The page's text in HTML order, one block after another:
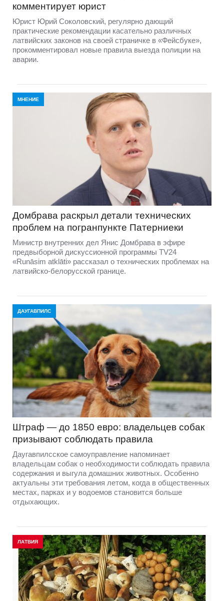
комментирует юрист
Юрист Юрий Соколовский, регулярно дающий
практические рекомендации касательно различных
латвийских законов на своей страничке в «Фейсбуке»,
прокомментировал новые правила выезда полиции на
аварии.
МНЕНИЕ
Домбравa раскрыл детали технических
проблем на погранпункте Патерниеки
Министр внутренних дел Янис Домбрава в эфире
предвыборной дискуссионной программы TV24
«Runāsim atklāti» рассказал о технических проблемах на
латвийско-белорусской границе.
ДАУГАВПИЛС
Штраф — до 1850 евро: владельцев собак
призывают соблюдать правила
Даугавпилсское самоуправление напоминает
владельцам собак о необходимости соблюдать правила
содержания и выгула домашних животных. Особенно
актуальны эти требования летом, когда в общественных
местах, парках и у водоемов становится больше
отдыхающих.
ЛАТВИЯ